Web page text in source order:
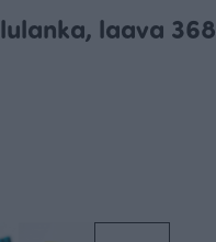
laava 368